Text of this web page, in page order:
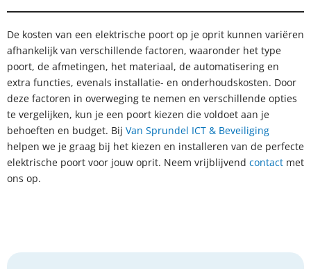
De kosten van een elektrische poort op je oprit kunnen variëren
afhankelijk van verschillende factoren, waaronder het type
poort, de afmetingen, het materiaal, de automatisering en
extra functies, evenals installatie- en onderhoudskosten. Door
deze factoren in overweging te nemen en verschillende opties
te vergelijken, kun je een poort kiezen die voldoet aan je
behoeften en budget. Bij Van Sprundel ICT & Beveiliging
helpen we je graag bij het kiezen en installeren van de perfecte
elektrische poort voor jouw oprit. Neem vrijblijvend contact met
ons op.